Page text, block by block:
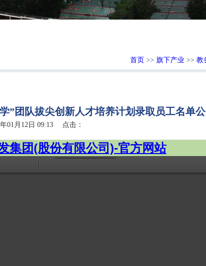
首页 >> 旗下产业 >> 教
”团队拔尖创新人才培养计划录取员工名单
年01月12日 09:13 点击：